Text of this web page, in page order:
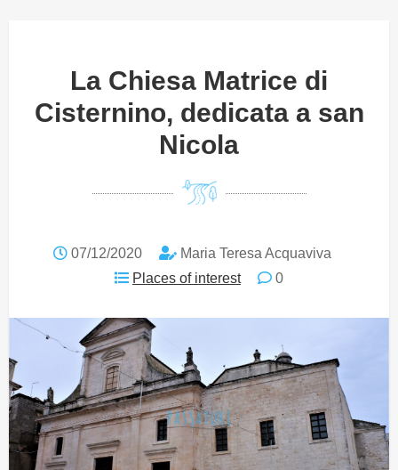
La Chiesa Matrice di
Cisternino, dedicata a san
Nicola
07/12/2020
Maria Teresa Acquaviva
Places of interest
0